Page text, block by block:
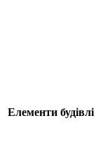
Елементи будівлі